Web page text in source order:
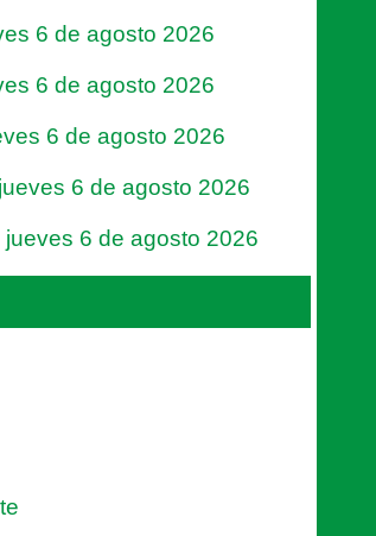
6 de agosto 2026
6 de agosto 2026
6 de agosto 2026
6 de agosto 2026
6 de agosto 2026